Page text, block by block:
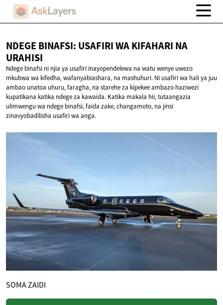
NDEGE BINAFSI: USAFIRI WA KIFAHARI NA
URAHISI
Ndege binafsi ni njia ya usafiri inayopendelewa na watu wenye uwezo
mkubwa wa kifedha, wafanyabiashara, na mashuhuri. Ni usafiri wa hali ya juu
ambao unatoa uhuru, faragha, na starehe za kipekee ambazo haziwezi
kupatikana katika ndege za kawaida. Katika makala hii, tutaangazia
ulimwengu wa ndege binafsi, faida zake, changamoto, na jinsi
zinavyobadilisha usafiri wa anga.
SOMA ZAIDI